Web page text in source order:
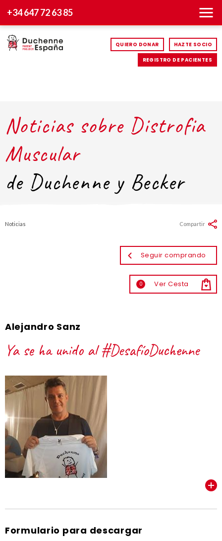
+34 647 72 63 85
QUIERO DONAR HAZTE SOCIO
REGISTRO DE PACIENTES
Noticias sobre Distrofia
Muscular
de Duchenne y Becker
Noticias
Seguir comprando
0 Ver Cesta
Compartir
Alejandro Sanz
Ya se ha unido al #DesafíoDuchenne
Formulario para descargar